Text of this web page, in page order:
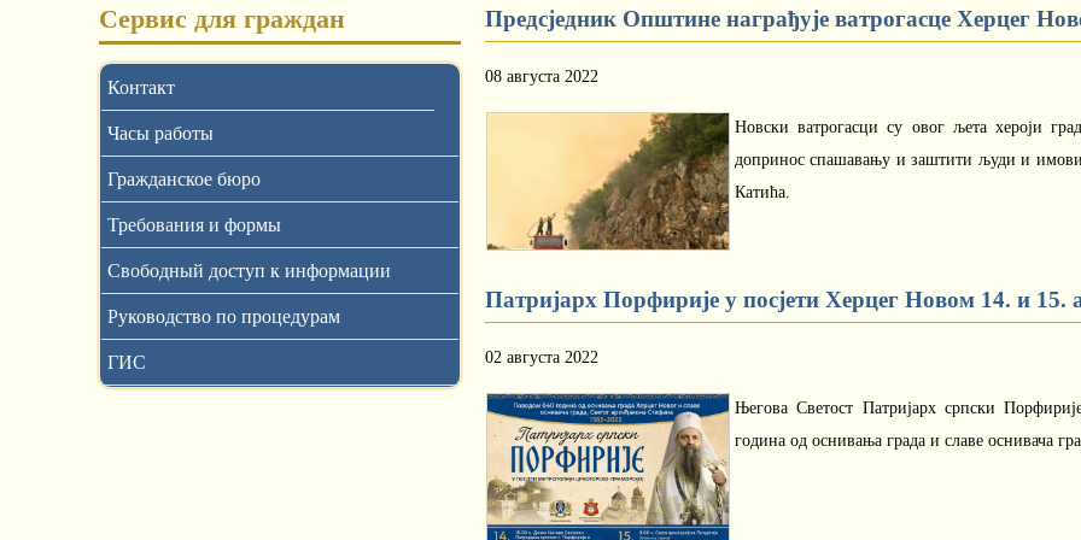
Сервис для граждан
Контакт
Часы работы
Гражданское бюро
Требования и формы
Свободный доступ к информации
Руководство по процедурам
ГИС
Предсједник Општине награђује ватрогасце Херцег
08 августа 2022
Новски ватрогасци су овог љета хероји
допринос спашавању и заштити људи и
Катића.
Патријарх Порфирије у посјети Херцег Новом 14. и 15.
02 августа 2022
Његова Светост Патријарх српски
година од оснивања града и славе оснивача